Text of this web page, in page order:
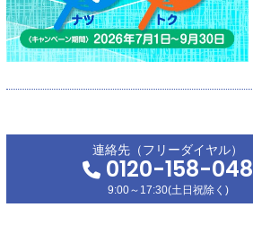
連絡先（フリーダイヤル）
0120-158-048
9:00～17:30(土日祝除く)